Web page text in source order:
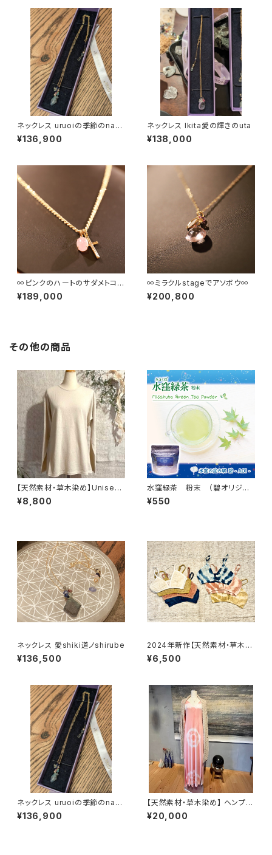
ネックレス uruoiの季節のnaka
で
¥136,900
ネックレス Ikita愛の輝きのuta
¥138,000
∞ピンクのハートのサダメトココ
ロのあいだのスキマ∞
¥189,000
∞ミラクルstageでアソボウ∞
¥200,800
その他の商品
【天然素材・草木染め】Unisex
ロングTシャツ ヘンプコットン
ナチュラル
¥8,800
水窪緑茶 粉末 （碧オリジナ
ル）
¥550
ネックレス 愛shiki道ノshirube
¥136,500
2024年新作【天然素材・草木染
め】Women ブラ ヘンプコット
ンシルク
¥6,500
ネックレス uruoiの季節のnaka
で
¥136,900
【天然素材・草木染め】 ヘンプオ
ーガニックコットンリネンストー
ル[生成り]
¥20,000